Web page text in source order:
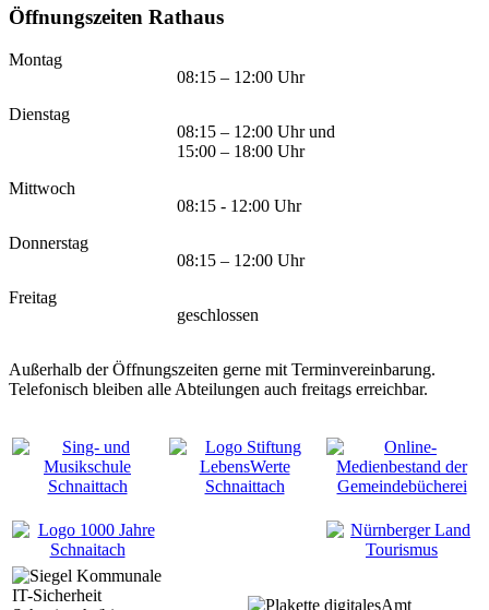
Öffnungszeiten Rathaus
Montag
08:15 – 12:00 Uhr
Dienstag
08:15 – 12:00 Uhr und
15:00 – 18:00 Uhr
Mittwoch
08:15 - 12:00 Uhr
Donnerstag
08:15 – 12:00 Uhr
Freitag
geschlossen
Außerhalb der Öffnungszeiten gerne mit Terminvereinbarung.
Telefonisch bleiben alle Abteilungen auch freitags erreichbar.